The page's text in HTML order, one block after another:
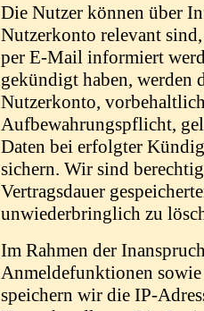
Die Nutzer können über
Nutzerkonto relevant
per E-Mail informiert
gekündigt haben, werden
Nutzerkonto,
Aufbewahrungspflicht,
Daten bei erfolgter
sichern. Wir sind
Vertragsdauer
unwiederbringlich zu
Im Rahmen der
Anmeldefunktionen
speichern wir die IP-